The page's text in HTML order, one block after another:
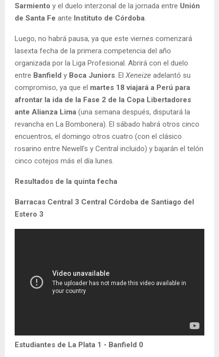
Sarmiento y el duelo interzonal de la jornada entre Unión
de Santa Fe ante Instituto de Córdoba.
Luego, no habrá pausa, ya que este viernes comenzará
lasexta fecha de la primera competencia del año
organizada por la Liga Profesional. Abrirá con el duelo
entre Banfield y Boca Juniors. El Xeneize adelantó su
compromiso, ya que el martes 18 viajará a Perú para
afrontar la ida de la Fase 2 de la Copa Libertadores
ante Alianza Lima (una semana después, disputará la
revancha en La Bombonera). El sábado habrá otros cinco
encuentros, el domingo otros cuatro (con el clásico
rosarino entre Newell’s y Central incluido) y bajarán el telón
cinco cotejos más el día lunes.
Resultados de la quinta fecha
Barracas Central 3 Central Córdoba de Santiago del
Estero 3
Estudiantes de La Plata 1 - Banfield 0